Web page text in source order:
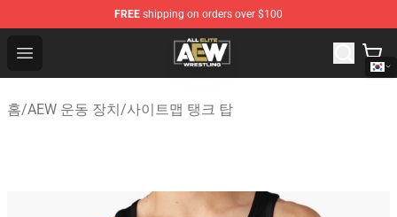
FREE shipping on orders over $100
Open menu
Aew Shop ⚡️ Official Aew Merchandise Store
홈/AEW 운동 장치/사이트맵 탱크 탑